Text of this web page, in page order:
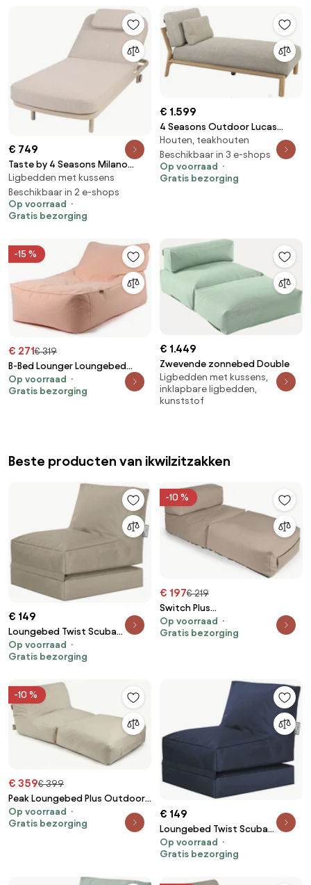
€ 749
Taste by 4 Seasons Milano
ligbed latte Ligbed taupe
weerbestendig
Ligbedden met kussens
Beschikbaar in 2 e-shops
Op voorraad
Gratis bezorging
€ 1.599
4 Seasons Outdoor Lucas
Ligbed Teak Naturel Teak
Houten, teakhouten
Beschikbaar in 3 e-shops
Op voorraad
Gratis bezorging
-15 %
€ 271€ 319
B-Bed Lounger Loungebed
Outdoor - Pastel Oranje
Op voorraad
Gratis bezorging
€ 1.449
Zwevende zonnebed Double
Ligbedden met kussens,
inklapbare ligbedden,
kunststof
Beste producten van ikwilzitzakken
€ 149
Loungebed Twist Scuba
Outdoor - Taupe
Op voorraad
Gratis bezorging
-10 %
€ 197€ 219
Switch Plus
Loungebed Outdoor - Mud
Op voorraad
Gratis bezorging
-10 %
€ 359€ 399
Peak Loungebed Plus Outdoor -
beige
Op voorraad
Gratis bezorging
€ 149
Loungebed Twist Scuba
Outdoor - Jeansblauw
Op voorraad
Gratis bezorging